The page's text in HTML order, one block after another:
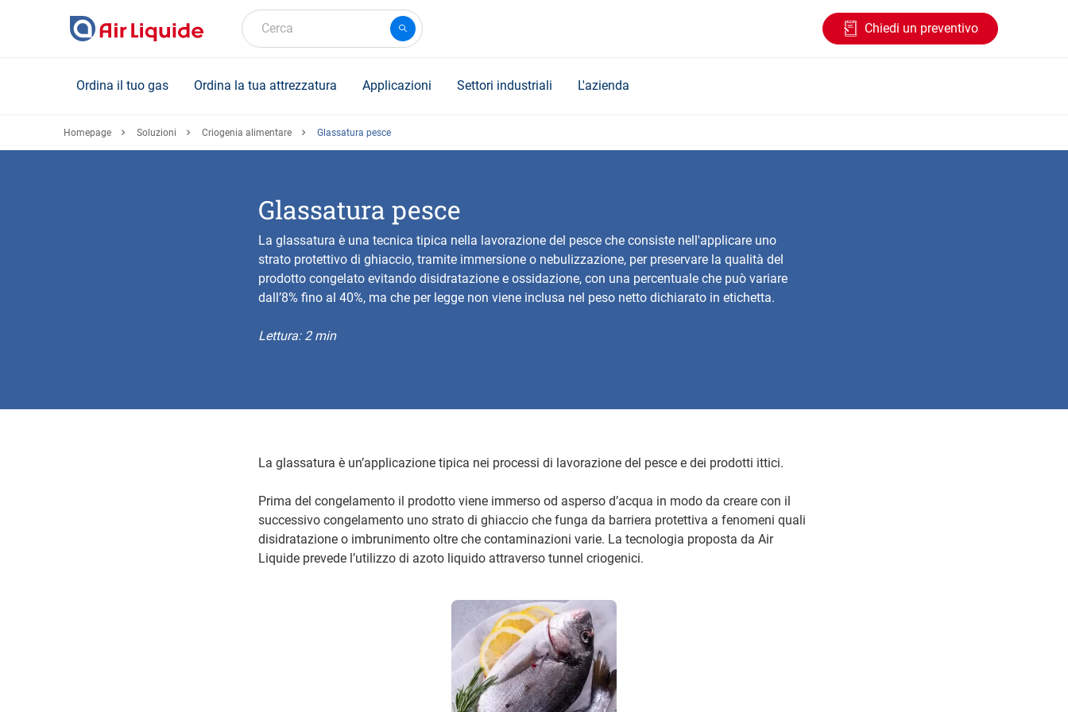
Cerca Chiedi un preventivo
Ordina il tuo gas Ordina la tua attrezzatura Applicazioni Settori industriali L'azienda
Homepage Soluzioni Criogenia alimentare Glassatura pesce
Glassatura pesce
La glassatura è una tecnica tipica nella lavorazione del pesce che consiste nell'applicare uno
strato protettivo di ghiaccio, tramite immersione o nebulizzazione, per preservare la qualità del
prodotto congelato evitando disidratazione e ossidazione, con una percentuale che può variare
dall’8% fino al 40%, ma che per legge non viene inclusa nel peso netto dichiarato in etichetta.
Lettura: 2 min
La glassatura è un’applicazione tipica nei processi di lavorazione del pesce e dei prodotti ittici.
Prima del congelamento il prodotto viene immerso od asperso d’acqua in modo da creare con il
successivo congelamento uno strato di ghiaccio che funga da barriera protettiva a fenomeni quali
disidratazione o imbrunimento oltre che contaminazioni varie. La tecnologia proposta da Air
Liquide prevede l’utilizzo di azoto liquido attraverso tunnel criogenici.